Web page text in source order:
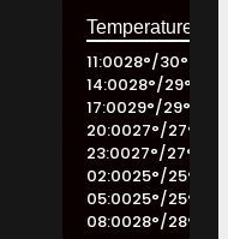
11:0028°/30°
14:0028°/29°
17:0029°/29°
20:0027°/27°
23:0027°/27°
02:0025°/25°
05:0025°/25°
08:0028°/28°